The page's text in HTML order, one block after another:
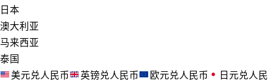
日本
澳大利亚
马来西亚
泰国
美元兑人民币
英镑兑人民币 欧元兑人民币
日元兑人民